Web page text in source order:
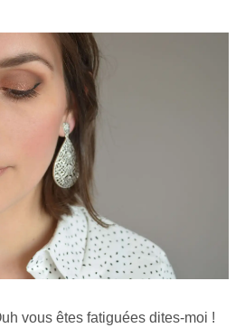
vous êtes fatiguées dites-moi !